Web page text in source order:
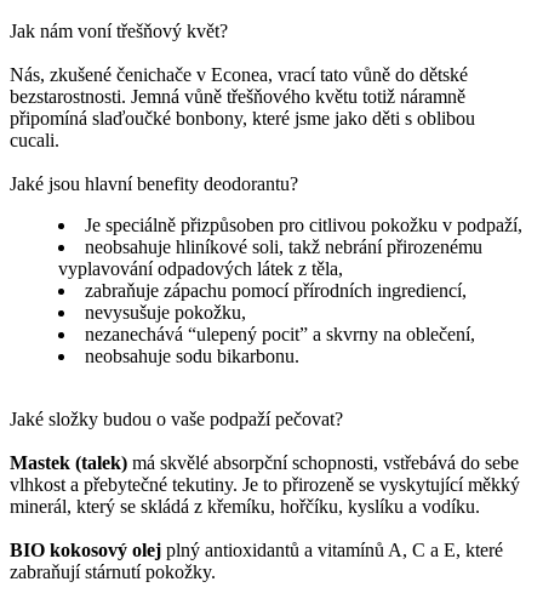
Jak nám voní třešňový květ?
Nás, zkušené čenichače v Econea, vrací tato vůně do dětské
bezstarostnosti. Jemná vůně třešňového květu totiž náramně
připomíná slaďoučké bonbony, které jsme jako děti s oblibou
cucali.
Jaké jsou hlavní benefity deodorantu?
Je speciálně přizpůsoben pro citlivou pokožku v podpaží,
neobsahuje hliníkové soli, takž nebrání přirozenému
vyplavování odpadových látek z těla,
zabraňuje zápachu pomocí přírodních ingrediencí,
nevysušuje pokožku,
nezanechává “ulepený pocit” a skvrny na oblečení,
neobsahuje sodu bikarbonu.
Jaké složky budou o vaše podpaží pečovat?
Mastek (talek) má skvělé absorpční schopnosti, vstřebává do sebe
vlhkost a přebytečné tekutiny. Je to přirozeně se vyskytující měkký
minerál, který se skládá z křemíku, hořčíku, kyslíku a vodíku.
BIO kokosový olej plný antioxidantů a vitamínů A, C a E, které
zabraňují stárnutí pokožky.